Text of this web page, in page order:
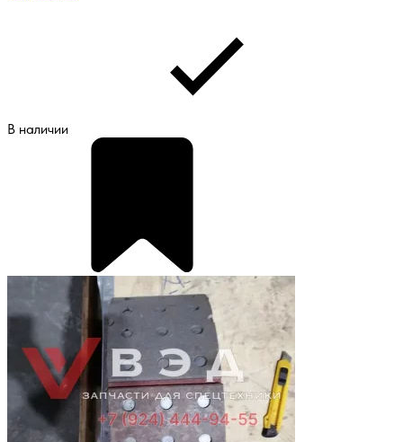
В наличии